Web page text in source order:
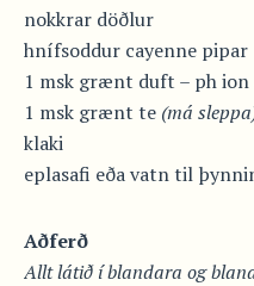
nokkrar döðlur
hnífsoddur cayenne pipar
1 msk grænt duft – ph ion
1 msk grænt te (má
klaki
eplasafi eða vatn til
Aðferð
Allt látið í blandara og